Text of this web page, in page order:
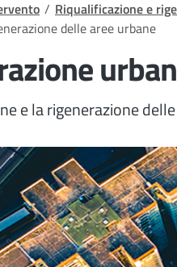
/ Riqualificazione e
delle aree urbane
e la rigenerazione